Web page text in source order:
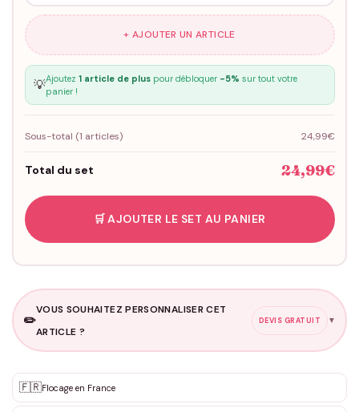
+ AJOUTER UN ARTICLE
💡Ajoutez 1 article de pluspour débloquer -5% sur tout votre
panier !
Sous-total (1 articles) 24,99€
Total du set 24,99€
🛒 AJOUTER LE SET AU PANIER
✏️
VOUS SOUHAITEZ PERSONNALISER CET
ARTICLE ?
DEVIS GRATUIT ▼
✨ Personnalisation sur mesure
DEVIS GRATUIT · Personnalisation de 3 à 10€ selon la demande
🇫🇷Flocage en France